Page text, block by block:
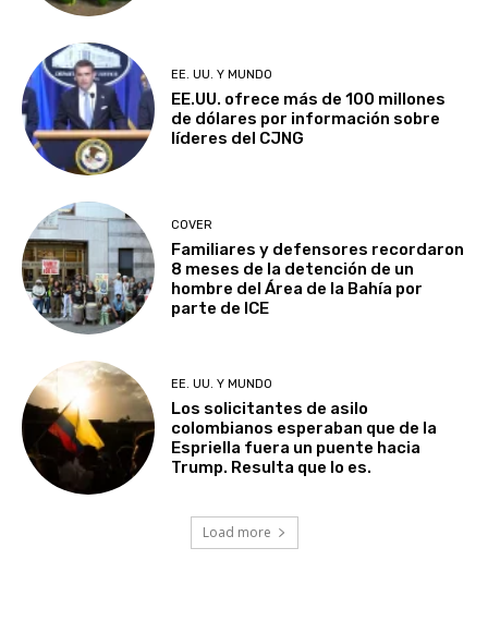
EE. UU. Y MUNDO
EE.UU. ofrece más de 100 millones
de dólares por información sobre
líderes del CJNG
COVER
Familiares y defensores recordaron
8 meses de la detención de un
hombre del Área de la Bahía por
parte de ICE
EE. UU. Y MUNDO
Los solicitantes de asilo
colombianos esperaban que de la
Espriella fuera un puente hacia
Trump. Resulta que lo es.
Load more